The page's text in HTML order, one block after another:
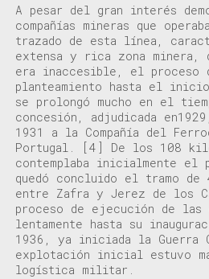
A pesar del gran interés
compañías mineras que
trazado de esta línea,
extensa y rica zona minera ,
era inaccesible, el proceso
planteamiento hasta el
se prolongó mucho en el
concesión, adjudicada en
1931 a la Compañía del
Portugal . [4] De los 1 08
contemplaba inicialmente el
quedó concluido el tramo de
entre Zafray Jerez de los
proceso de ejecución de las
lentamente hasta su
1936 , ya iniciada la Guerra
explotación inicial estuvo
logística militar .